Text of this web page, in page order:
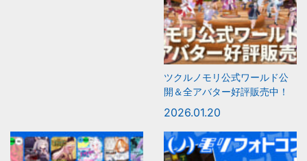
ツクルノモリ公式ワールド公
開＆全アバター好評販売中！
2026.01.20